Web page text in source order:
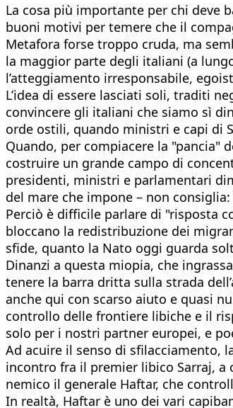
La cosa più importante per chi deve
buoni motivi per temere che il
Metafora forse troppo cruda, ma
la maggior parte degli italiani (a
l’atteggiamento irresponsabile,
L’idea di essere lasciati soli, traditi
convincere gli italiani che siamo sì
orde ostili, quando ministri e capi di
Quando, per compiacere la "pancia"
costruire un grande campo di
presidenti, ministri e parlamentari
del mare che impone – non
Perciò è difficile parlare di "risposta
bloccano la redistribuzione dei
sfide, quanto la Nato oggi guarda
Dinanzi a questa miopia, che
tenere la barra dritta sulla strada
anche qui con scarso aiuto e quasi
controllo delle frontiere libiche e il
solo per i nostri partner europei, e
Ad acuire il senso di sfilacciamento,
incontro fra il premier libico Sarraj, a
nemico il generale Haftar, che
In realtà, Haftar è uno dei vari